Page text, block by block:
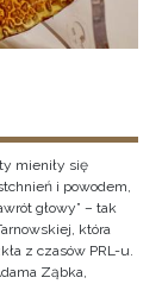
mieniły się
i powodem,
głowy” – tak
która
z czasów PRL-u.
Ząbka,